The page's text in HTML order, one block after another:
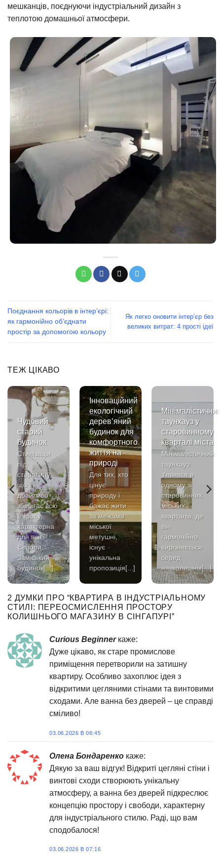
мешканців, поєднуючи індустріальний дизайн з
теплотою домашньої атмосфери.
Поєднання кольорів в інтер’єрі:
як гармонійно об’єднати
простір за допомогою кольору
Як легко оновити інтер’єр без
великих витрат: 4 прості ідеї
ТЕЖ ЦІКАВО
Чудовий
старий
будинок
Стилізація
під
старовину,
що
дбайливо
зберігає всю
її красу,
характерна
для всієї
Європи.
Заміський
будинок[...]
Інноваційний
екологічний
дерев’яний
будинок для
комфортного
життя на
природі
Для тих, хто
цінує
природу і
бажає жити
за межами
міської
метушні,
існує
унікальна
пропозиція[...]
таунхауз у
старовинному
кварталі міста
Мінімалістичний
таунхауз
з’явився в
одному зі
старовинних
міських
кварталів, де
він
гармонійно
вирізняється
серед
навколишніх[...]
2 ДУМКИ ПРО “КВАРТИРА В ІНДУСТРІАЛЬНОМУ
СТИЛІ: ПЕРЕОСМИСЛЕННЯ ПРОСТОРУ
КОЛИШНЬОГО МАГАЗИНУ В СІНГАПУРІ ”
Curious Beginner каже:
Дуже цікаво, як старе промислове
приміщення перетворили на затишну
квартиру. Особливо захоплює ідея з
відкритими цегляними стінами та винтовими
сходами. Але ванна без дверей – це справді
сміливо!
03.06.2026 В 06:45
Олена Бондаренко каже:
Дякую за ваш відгук! Відкриті цегляні стіни і
винтові сходи створюють унікальну
атмосферу, а ванна без дверей підкреслює
концепцію простору і свободи, характерну
для індустріального стилю. Раді, що вам
сподобалося!
03.06.2026 В 07:16